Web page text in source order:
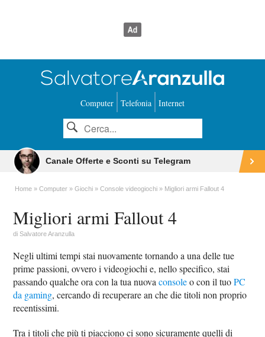
Computer Telefonia Internet
Canale Offerte e Sconti su Telegram
Home Computer Giochi Console videogiochi Migliori armi Fallout 4
Migliori armi Fallout 4
diSalvatore Aranzulla
Negli ultimi tempi stai nuovamente tornando a una delle tue
prime passioni, ovvero i videogiochi e, nello specifico, stai
passando qualche ora con la tua nuovaconsoleo con il tuoPC
da gaming, cercando di recuperare an che die titoli non proprio
recentissimi.
Tra i titoli che più ti piacciono ci sono sicuramente quelli di